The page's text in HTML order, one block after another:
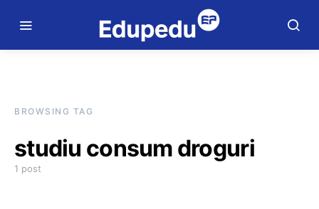
BROWSING TAG
studiu consum droguri
1 post